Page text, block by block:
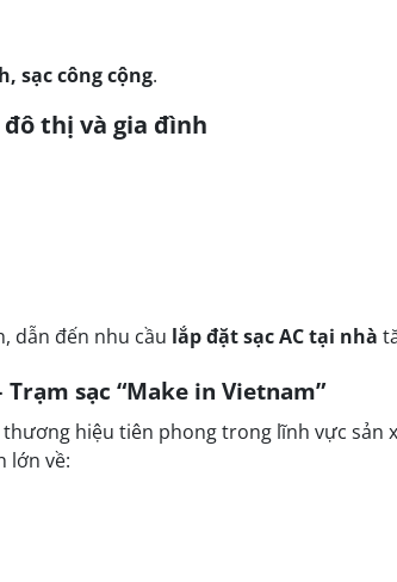
sạc công cộng.
thị và gia đình
dẫn đến nhu cầu lắp đặt sạc AC tại nhà
sạc “Make in Vietnam”
hiệu tiên phong trong lĩnh vực sản
lớn về: